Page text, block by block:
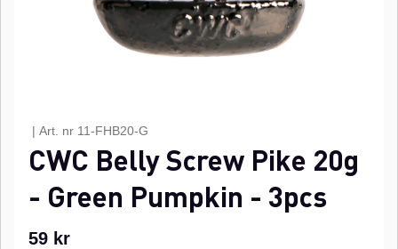
| Art. nr 11-FHB20-G
CWC Belly Screw Pike 20g
- Green Pumpkin - 3pcs
59 kr